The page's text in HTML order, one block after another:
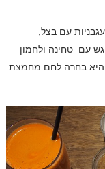
עם בצל,
עם טחינה ולחמון
היא בחרה לחם מחמצת